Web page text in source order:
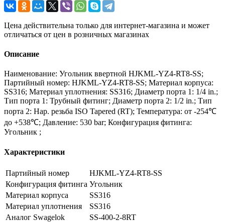
Цена действительна только для интернет-магазина и может
отличаться от цен в розничных магазинах
Описание
Наименование: Угольник ввертной HJKML-YZ4-RT8-SS;
Партийный номер: HJKML-YZ4-RT8-SS; Материал корпуса:
SS316; Материал уплотнения: SS316; Диаметр порта 1: 1/4 in.;
Тип порта 1: Трубный фитинг; Диаметр порта 2: 1/2 in.; Тип
порта 2: Нар. резьба ISO Tapered (RT); Температура: от -254℃
до +538℃; Давление: 530 bar; Конфигурация фитинга:
Угольник ;
Характеристики
Партийный номер
HJKML-YZ4-RT8-SS
Конфигурация фитинга Угольник
Материал корпуса
SS316
Материал уплотнения
SS316
Аналог Swagelok
SS-400-2-8RT